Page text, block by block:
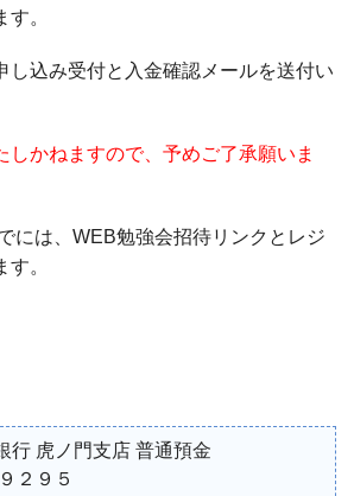
。
し込み受付と入金確認メールを送付い
しかねますので、予めご了承願いま
には、WEB勉強会招待リンクとレジ
。
行 虎ノ門支店 普通預金
２９５